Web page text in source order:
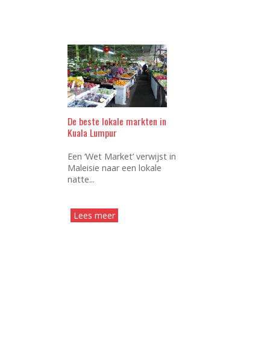
De beste lokale markten in
Kuala Lumpur
Een ‘Wet Market’ verwijst in
Maleisie naar een lokale
natte...
Lees meer